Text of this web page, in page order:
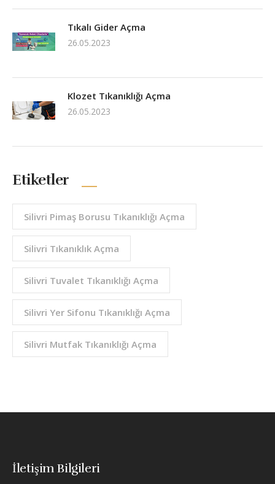
Tıkalı Gider Açma
26.05.2023
Klozet Tıkanıklığı Açma
26.05.2023
Etiketler
Silivri Pimaş Borusu Tıkanıklığı Açma
Silivri Tıkanıklık Açma
Silivri Tuvalet Tıkanıklığı Açma
Silivri Yer Sifonu Tıkanıklığı Açma
Silivri Mutfak Tıkanıklığı Açma
İletişim Bilgileri